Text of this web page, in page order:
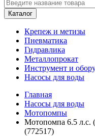
Каталог
Крепеж и метизы
Пневматика
Гидравлика
Металлопрокат
Инструмент и
Насосы для воды
Главная
Насосы для воды
Мотопомпы
Мотопомпа 6.5 л.с.
(772517)